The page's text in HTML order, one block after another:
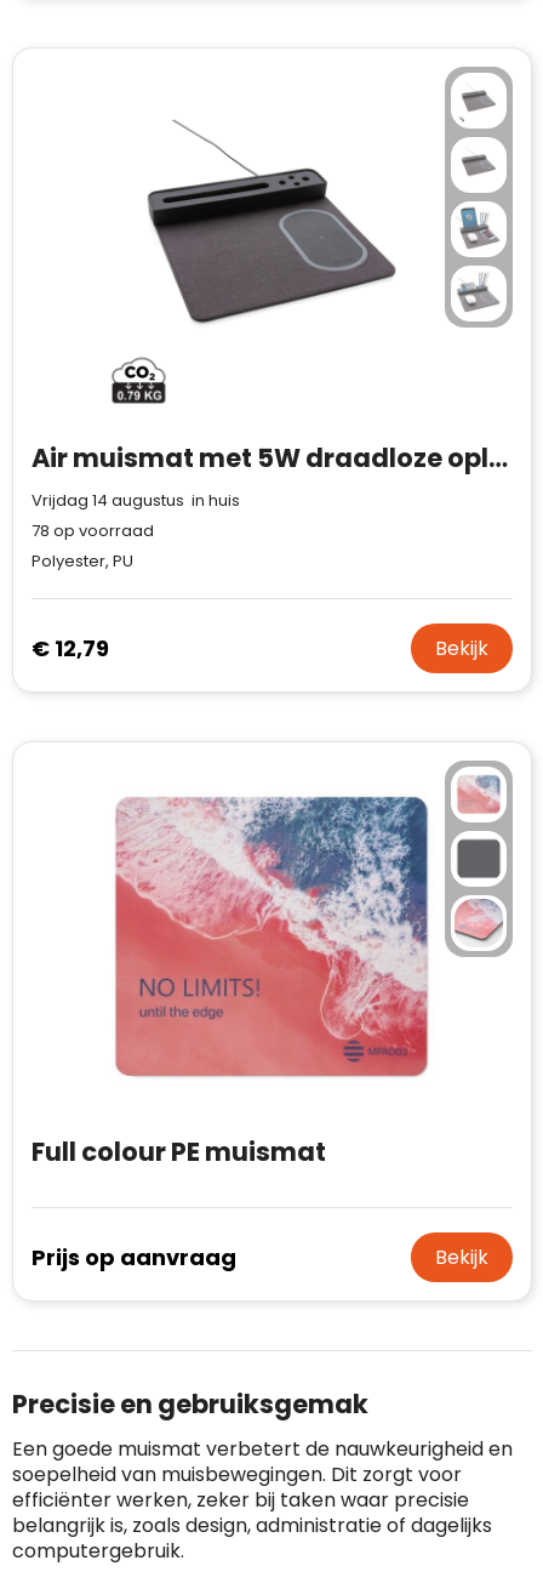
Air muismat met 5W draadloze oplader en USB
Vrijdag 14 augustus in huis
78 op voorraad
Polyester, PU
€ 12,79 Bekijk
Full colour PE muismat
Prijs op aanvraag Bekijk
Precisie en gebruiksgemak
Een goede muismat verbetert de nauwkeurigheid en
soepelheid van muisbewegingen. Dit zorgt voor
efficiënter werken, zeker bij taken waar precisie
belangrijk is, zoals design, administratie of dagelijks
computergebruik.